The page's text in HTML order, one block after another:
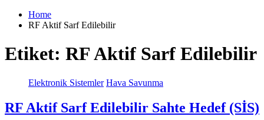
Home
RF Aktif Sarf Edilebilir
Etiket: RF Aktif Sarf Edilebilir
Elektronik Sistemler Hava Savunma
RF Aktif Sarf Edilebilir Sahte Hedef (SİS)